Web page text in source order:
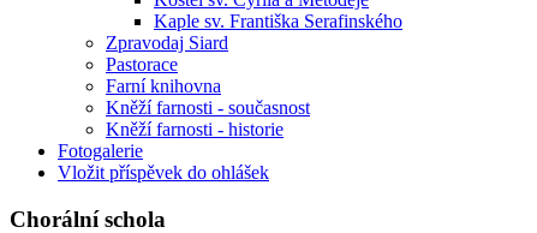
Kaple sv. Františka Serafinského
Zpravodaj Siard
Pastorace
Farní knihovna
Kněží farnosti - současnost
Kněží farnosti - historie
Fotogalerie
Vložit příspěvek do ohlášek
Chorální schola